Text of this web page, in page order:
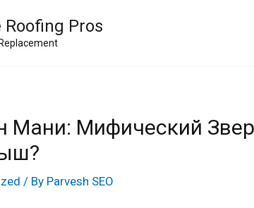
Roofing Pros
Мани: Мифический
/ By Parvesh SEO